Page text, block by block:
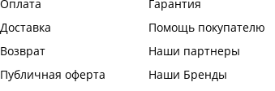
Оплата
Доставка
Возврат
Публичная оферта
Гарантия
Помощь покупателю
Наши партнеры
Наши Бренды